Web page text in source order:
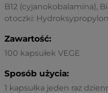
B12 (cyjanokobalamina),
otoczki:
Zawartość:
100 kapsułek VEGE
Sposób użycia:
1 kapsułka jeden raz